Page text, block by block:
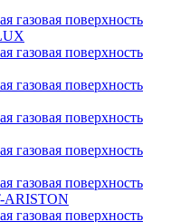
газовая поверхность
газовая поверхность
газовая поверхность
газовая поверхность
газовая поверхность
газовая поверхность
ARISTON
газовая поверхность